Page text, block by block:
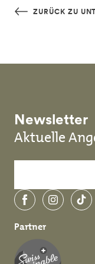
Skip to main content
ZURÜCK ZU
Newsletter
Aktuelle
FacebookInstagram
Partner